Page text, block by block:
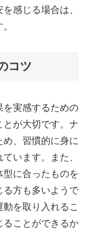
感じる場合は、
コツ
を実感するための
とが大切です。ナ
、習慣的に身に
います。また、
に合ったものを
る方も多いようで
を取り入れるこ
ることができるか